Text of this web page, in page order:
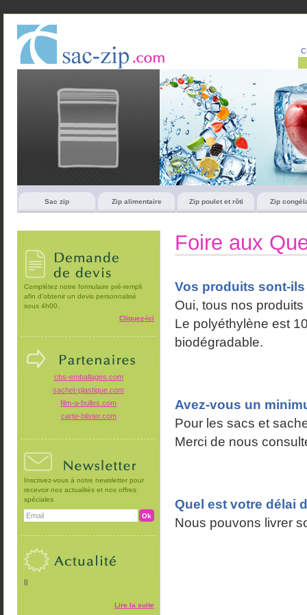
Sac zip Zip alimentaire Zip poulet et rôti Zip
Complétez notre formulaire pré-rempli
afin d'obtenir un devis personnalisé
sous 4h00.
Cliquez-ici
cbs-emballages.com
sachet-plastique.com
film-a-bulles.com
carte-blister.com
Inscrivez-vous à notre newsletter pour
recevoir nos actualités et nos offres
spéciales
||
Lire la suite
Foire aux
Vos produits sont-
Oui, tous nos
Le polyéthylène est
biodégradable.
Avez-vous un
Pour les sacs et
Merci de nous
Quel est votre délai
Nous pouvons livrer